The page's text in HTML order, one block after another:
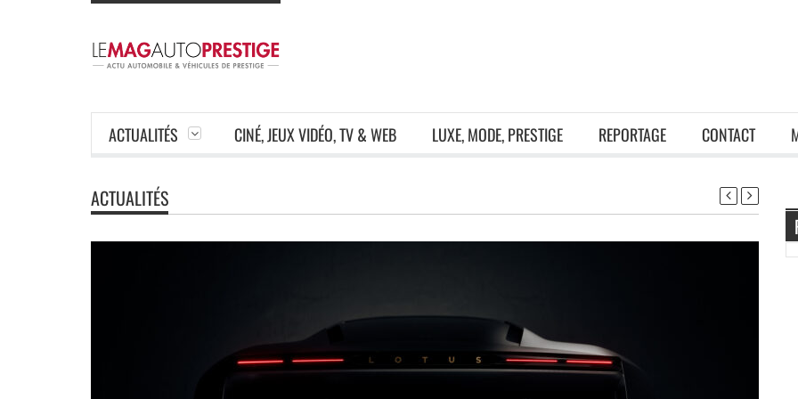
ACTUALITÉS CINÉ, JEUX VIDÉO, TV & WEB LUXE, MODE, PRESTIGE REPORTAGE CONTACT
ACTUALITÉS